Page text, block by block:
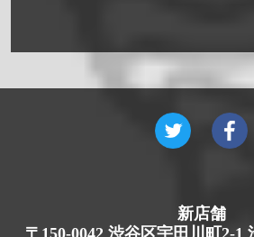
新店舗
〒150-0042 渋谷区宇田川町2-1